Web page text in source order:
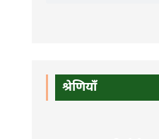
श्रेणियाँ